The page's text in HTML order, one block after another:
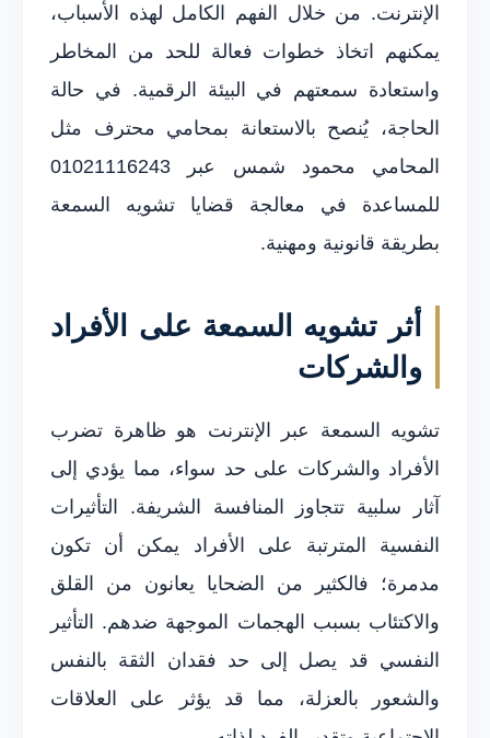
الإنترنت. من خلال الفهم الكامل لهذه الأسباب،
يمكنهم اتخاذ خطوات فعالة للحد من المخاطر
واستعادة سمعتهم في البيئة الرقمية. في حالة
الحاجة، يُنصح بالاستعانة بمحامي محترف مثل
المحامي محمود شمس عبر 01021116243
للمساعدة في معالجة قضايا تشويه السمعة
بطريقة قانونية ومهنية.
أثر تشويه السمعة على الأفراد
والشركات
تشويه السمعة عبر الإنترنت هو ظاهرة تضرب
الأفراد والشركات على حد سواء، مما يؤدي إلى
آثار سلبية تتجاوز المنافسة الشريفة. التأثيرات
النفسية المترتبة على الأفراد يمكن أن تكون
مدمرة؛ فالكثير من الضحايا يعانون من القلق
والاكتئاب بسبب الهجمات الموجهة ضدهم. التأثير
النفسي قد يصل إلى حد فقدان الثقة بالنفس
والشعور بالعزلة، مما قد يؤثر على العلاقات